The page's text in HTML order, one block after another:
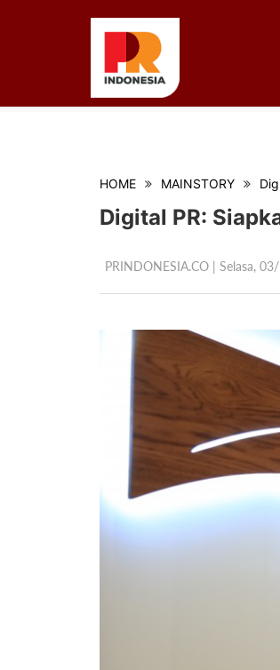
HOME MAINSTORY
Digital PR:
PRINDONESIA.CO | Selasa,